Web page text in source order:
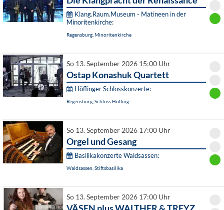
Klang.Raum.Museum - Matineen in der
Minoritenkirche:
Regensburg, Minoritenkirche
So 13. September 2026 15:00 Uhr
Ostap Konashuk Quartett
Höflinger Schlosskonzerte:
Regensburg, Schloss Höfling
So 13. September 2026 17:00 Uhr
Orgel und Gesang
Basilikakonzerte Waldsassen:
Waldsassen, Stiftsbasilika
So 13. September 2026 17:00 Uhr